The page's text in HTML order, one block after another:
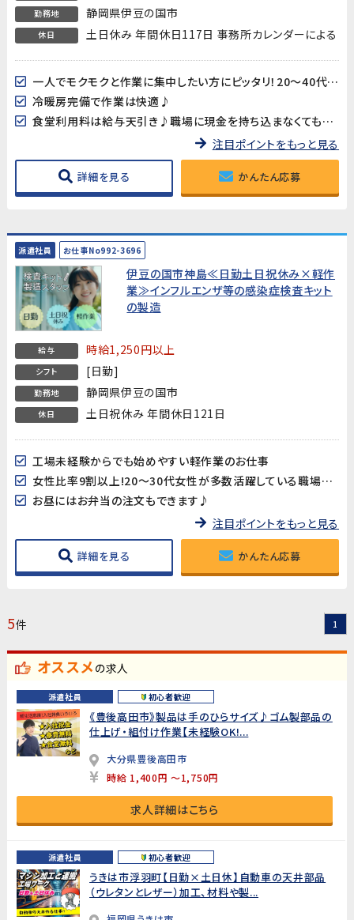
勤務地 静岡県伊豆の国市
休日 土日休み 年間休日117日 事務所カレンダーによる
一人でモクモクと作業に集中したい方にピッタリ！20～40代男女多数活躍中!!
冷暖房完備で作業は快適♪
食堂利用料は給与天引き♪職場に現金を持ち込まなくても大丈夫♪
注目ポイントをもっと見る
詳細を見る かんたん応募
派遣社員 お仕事No992-3696
伊豆の国市神島≪日勤土日祝休み×軽作
業≫インフルエンザ等の感染症検査キット
の製造
給与 時給1,250円以上
シフト [日勤]
勤務地 静岡県伊豆の国市
休日 土日祝休み 年間休日121日
工場未経験からでも始めやすい軽作業のお仕事
女性比率9割以上!20～30代女性が多数活躍している職場です♪
お昼にはお弁当の注文もできます♪
注目ポイントをもっと見る
詳細を見る かんたん応募
5件 1
オススメの求人
派遣社員 初心者歓迎
《豊後高田市》製品は手のひらサイズ♪ゴム製部品の
仕上げ・組付け作業【未経験OK!...
大分県豊後高田市
時給 1,400円 ～1,750円
求人詳細はこちら
派遣社員 初心者歓迎
うきは市浮羽町【日勤×土日休】自動車の天井部品
（ウレタンとレザー）加工、材料や製...